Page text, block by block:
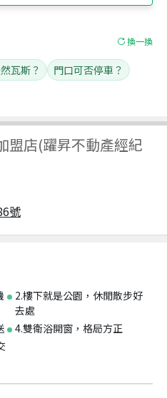
盟店(躍昇不動產經紀
號
換一換
瓦斯？
門口可否停車？
2.樓下就是公園，休閒散步好
去處
4.雙衛浴開窗，格局方正